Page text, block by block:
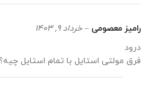
رامیز معصومی – خرداد 9, 1403
درود
فرق مولتی استایل با تمام استایل چیه؟